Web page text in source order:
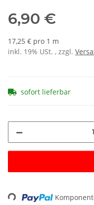
6,90 €
17,25 € pro 1 m
inkl. 19% USt. , zzgl.
sofort lieferbar
Loading...